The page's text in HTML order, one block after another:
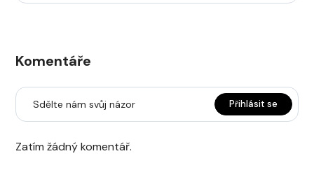
Komentáře
Sdělte nám svůj názor Přihlásit se
Zatím žádný komentář.